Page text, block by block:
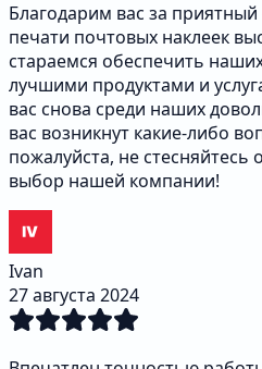
Благодарим вас за
печати почтовых наклеек
стараемся обеспечить
лучшими продуктами и
вас снова среди наших
вас возникнут какие-либо
пожалуйста, не
выбор нашей компании!
Ivan
27 августа 2024